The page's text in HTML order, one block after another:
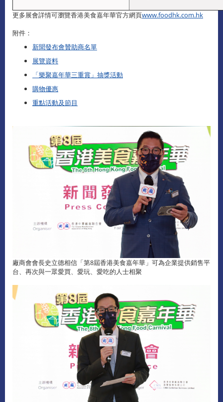
更多展會詳情可瀏覽香港美食嘉年華官方網頁www.foodhk.com.hk
附件：
新聞發布會贊助商名單
展覽資料
「樂聚嘉年華三重賞」抽獎活動
購物優惠
重點活動及節目
廠商會會長史立德相信「第8屆香港美食嘉年華」可為企業提供銷售平
台、再次與一眾愛買、愛玩、愛吃的人士相聚